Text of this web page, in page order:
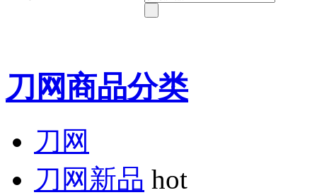
刀网商品分类
刀网
刀网新品 hot